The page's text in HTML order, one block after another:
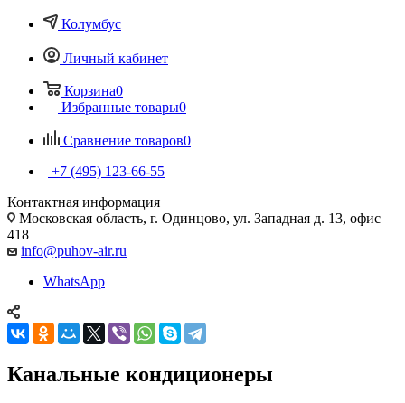
Колумбус
Личный кабинет
Корзина0
Избранные товары0
Сравнение товаров0
+7 (495) 123-66-55
Контактная информация
Московская область, г. Одинцово, ул. Западная д. 13, офис
418
info@puhov-air.ru
WhatsApp
Канальные кондиционеры